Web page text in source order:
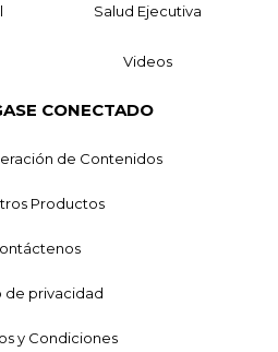
Salud Ejecutiva
Videos
CONECTADO
de Contenidos
Productos
de privacidad
y Condiciones